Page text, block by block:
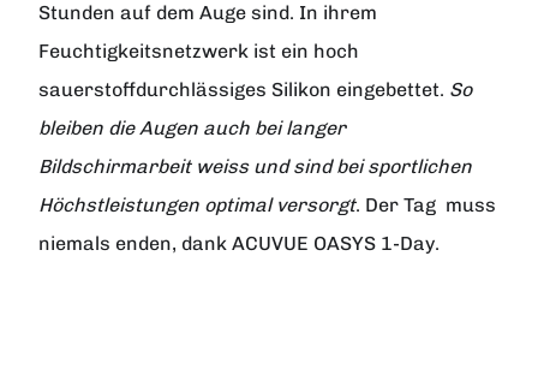
Stunden auf dem Auge sind. In ihrem
Feuchtigkeitsnetzwerk ist ein hoch
sauerstoffdurchlässiges Silikon eingebettet. So
bleiben die Augen auch bei langer
Bildschirmarbeit weiss und sind bei sportlichen
Höchstleistungen optimal versorgt. Der Tag muss
niemals enden, dank ACUVUE OASYS 1-Day.